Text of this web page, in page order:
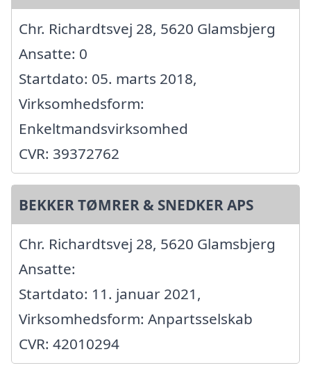
Chr. Richardtsvej 28, 5620 Glamsbjerg
Ansatte: 0
Startdato: 05. marts 2018,
Virksomhedsform:
Enkeltmandsvirksomhed
CVR: 39372762
BEKKER TØMRER & SNEDKER APS
Chr. Richardtsvej 28, 5620 Glamsbjerg
Ansatte:
Startdato: 11. januar 2021,
Virksomhedsform: Anpartsselskab
CVR: 42010294